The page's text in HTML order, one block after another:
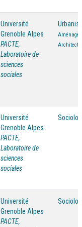
Université
Grenoble Alpes
PACTE,
Laboratoire de
sciences
sociales
Université
Grenoble Alpes
PACTE,
Laboratoire de
sciences
sociales
Université
Grenoble Alpes
PACTE,